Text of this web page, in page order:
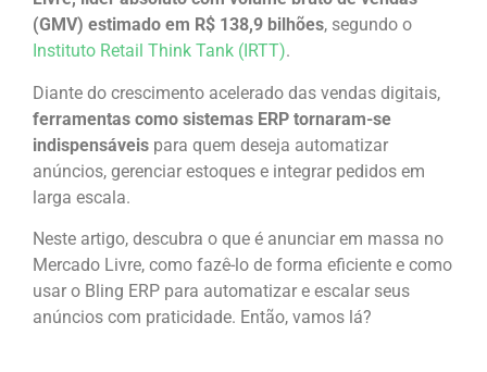
(GMV) estimado em R$ 138,9 bilhões, segundo o
Instituto Retail Think Tank (IRTT).
Diante do crescimento acelerado das vendas digitais,
ferramentas como sistemas ERP tornaram-se
indispensáveis para quem deseja automatizar
anúncios, gerenciar estoques e integrar pedidos em
larga escala.
Neste artigo, descubra o que é anunciar em massa no
Mercado Livre, como fazê-lo de forma eficiente e como
usar o Bling ERP para automatizar e escalar seus
anúncios com praticidade. Então, vamos lá?